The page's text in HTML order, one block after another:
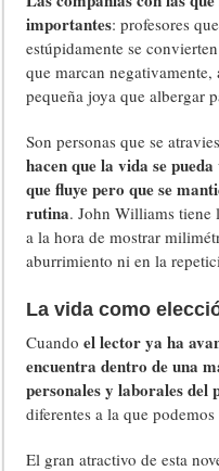
importantes: profesores
estúpidamente se
que marcan
pequeña joya que albergar
Son personas que se
hacen que la vida se
que fluye pero que se
rutina. John Williams tiene
a la hora de mostrar
aburrimiento ni en la
La vida como
Cuandoel lector ya ha
encuentra dentro de una
personales y laborales del
diferentes a la que
El gran atractivo de esta